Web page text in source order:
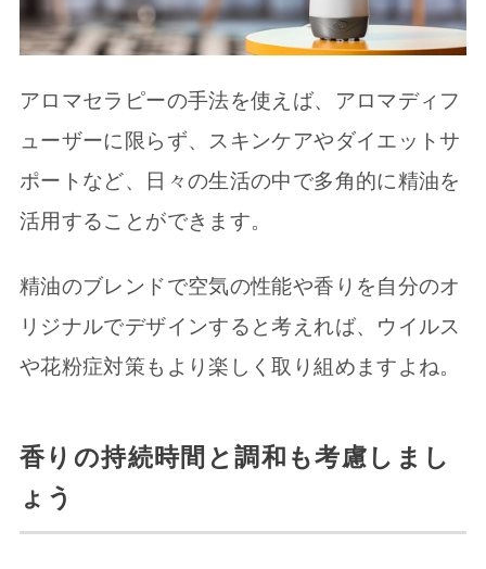
アロマセラピーの手法を使えば、アロマディフ
ューザーに限らず、スキンケアやダイエットサ
ポートなど、日々の生活の中で多角的に精油を
活用することができます。
精油のブレンドで空気の性能や香りを自分のオ
リジナルでデザインすると考えれば、ウイルス
や花粉症対策もより楽しく取り組めますよね。
香りの持続時間と調和も考慮しまし
ょう